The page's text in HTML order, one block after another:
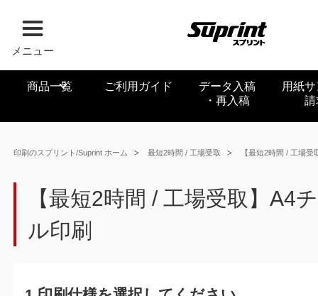
メニュー
商品一覧 ご利用ガイド
データ入稿
・再入稿
用紙
請
印刷のスプリント/Suprint ホーム 最短2時間 / 工場受取 【最短2時間 / 工場
【最短2時間 / 工場受取】A4
ル印刷